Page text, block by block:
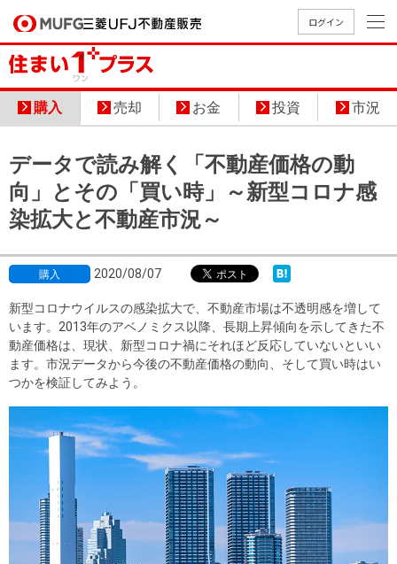
ログイン
買いたいTOP
マン
ショ
ンを
探す
新
築・
中古
一戸
を探
投
資
物
件
事業
用物
件を
探す
売りたいTOP
料
査
定
売
却
相
談
売却
時手
取り
試算
店舗案内TOP
店舗のご
案内（首
都圏）
店舗のご
案内（名
古屋）
店舗のご
案内（関
西）
会社情報TOP
ごあいさ
つ
会社概
要
MUFG
Way
経営ビジ
ョン
組織図
役員一
覧
沿革
本社地
図
ニュース
会社案内
（電子ブ
ック版）
採用情報TOP
新卒採用
情報
キャリア
採用情報
買いたい
売りたい
店舗案内
会社情報
採用情報
法人のお客さま
提携企業にお勤めの方
会員ページ
購入 売却 お金 投資 市況
データで読み解く「不動産価格の動
向」とその「買い時」～新型コロナ感
染拡大と不動産市況～
購入 2020/08/07
新型コロナウイルスの感染拡大で、不動産市場は不透明感を増して
います。2013年のアベノミクス以降、長期上昇傾向を示してきた不
動産価格は、現状、新型コロナ禍にそれほど反応していないといい
ます。市況データから今後の不動産価格の動向、そして買い時はい
つかを検証してみよう。